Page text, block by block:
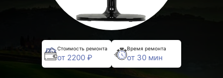
Стоимость ремонта
от 2200 ₽
Время ремонта
от 30 мин